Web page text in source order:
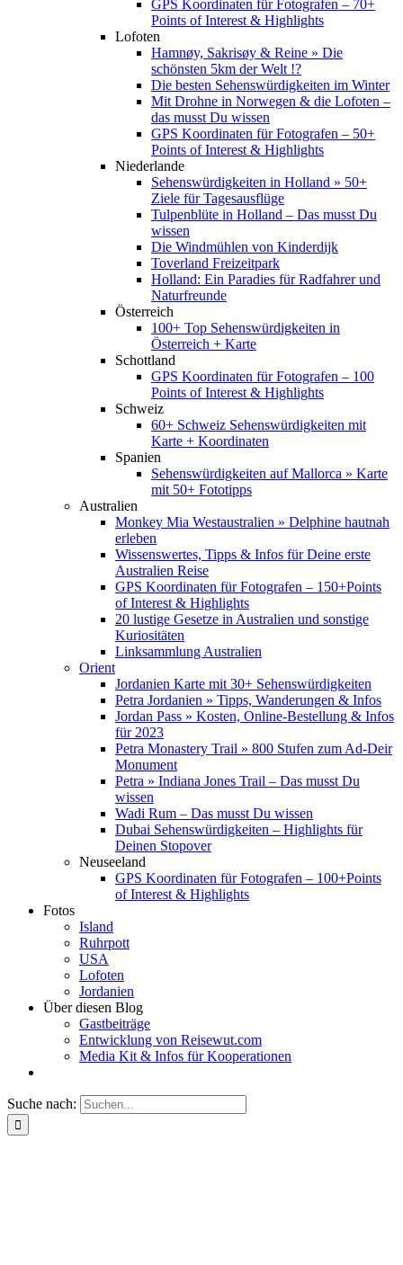
GPS Koordinaten für Fotografen – 70+
Points of Interest & Highlights
Lofoten
Hamnøy, Sakrisøy & Reine » Die
schönsten 5km der Welt !?
Die besten Sehenswürdigkeiten im Winter
Mit Drohne in Norwegen & die Lofoten –
das musst Du wissen
GPS Koordinaten für Fotografen – 50+
Points of Interest & Highlights
Niederlande
Sehenswürdigkeiten in Holland » 50+
Ziele für Tagesausflüge
Tulpenblüte in Holland – Das musst Du
wissen
Die Windmühlen von Kinderdijk
Toverland Freizeitpark
Holland: Ein Paradies für Radfahrer und
Naturfreunde
Österreich
100+ Top Sehenswürdigkeiten in
Österreich + Karte
Schottland
GPS Koordinaten für Fotografen – 100
Points of Interest & Highlights
Schweiz
60+ Schweiz Sehenswürdigkeiten mit
Karte + Koordinaten
Spanien
Sehenswürdigkeiten auf Mallorca » Karte
mit 50+ Fototipps
Australien
Monkey Mia Westaustralien » Delphine hautnah
erleben
Wissenswertes, Tipps & Infos für Deine erste
Australien Reise
GPS Koordinaten für Fotografen – 150+Points
of Interest & Highlights
20 lustige Gesetze in Australien und sonstige
Kuriositäten
Linksammlung Australien
Orient
Jordanien Karte mit 30+ Sehenswürdigkeiten
Petra Jordanien » Tipps, Wanderungen & Infos
Jordan Pass » Kosten, Online-Bestellung & Infos
für 2023
Petra Monastery Trail » 800 Stufen zum Ad-Deir
Monument
Petra » Indiana Jones Trail – Das musst Du
wissen
Wadi Rum – Das musst Du wissen
Dubai Sehenswürdigkeiten – Highlights für
Deinen Stopover
Neuseeland
GPS Koordinaten für Fotografen – 100+Points
of Interest & Highlights
Fotos
Island
Ruhrpott
USA
Lofoten
Jordanien
Über diesen Blog
Gastbeiträge
Entwicklung von Reisewut.com
Media Kit & Infos für Kooperationen
Suche nach: